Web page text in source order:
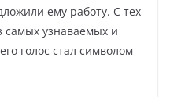
ему работу. С тех
самых узнаваемых и
голос стал символом